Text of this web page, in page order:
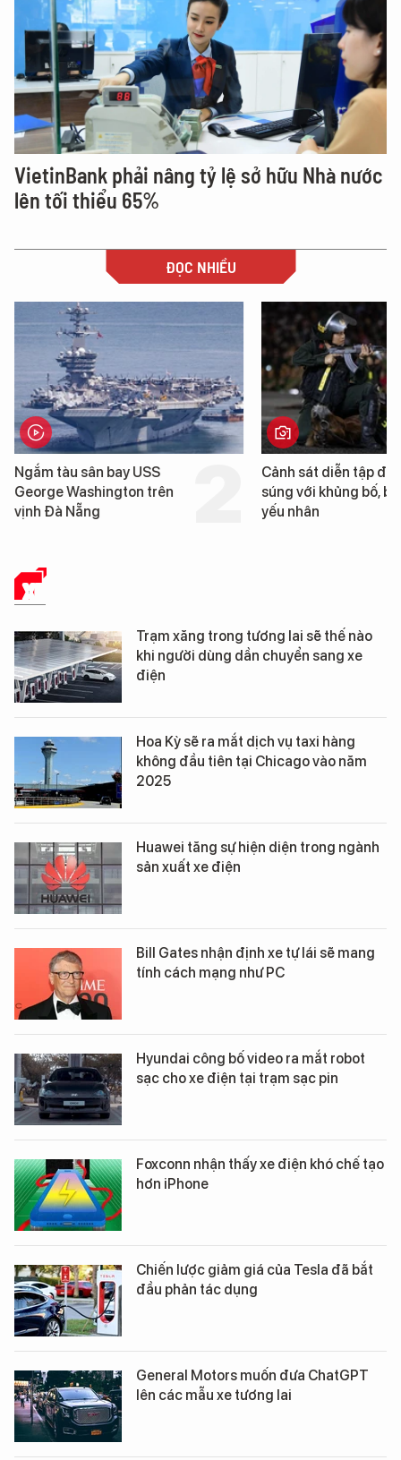
VietinBank phải nâng tỷ lệ sở hữu Nhà nước
lên tối thiểu 65%
ĐỌC NHIỀU
Cảnh sát diễn tập đấu
súng với khủng bố, bảo vệ
yếu nhân
Trung Quốc phát hiện
cao su tự nhiên” từ
loài cỏ dại mọc trên
XE
Trạm xăng trong tương lai sẽ thế nào
khi người dùng dần chuyển sang xe
điện
Hoa Kỳ sẽ ra mắt dịch vụ taxi hàng
không đầu tiên tại Chicago vào năm
2025
Huawei tăng sự hiện diện trong ngành
sản xuất xe điện
Bill Gates nhận định xe tự lái sẽ mang
tính cách mạng như PC
Hyundai công bố video ra mắt robot
sạc cho xe điện tại trạm sạc pin
Foxconn nhận thấy xe điện khó chế tạo
hơn iPhone
Chiến lược giảm giá của Tesla đã bắt
đầu phản tác dụng
General Motors muốn đưa ChatGPT
lên các mẫu xe tương lai